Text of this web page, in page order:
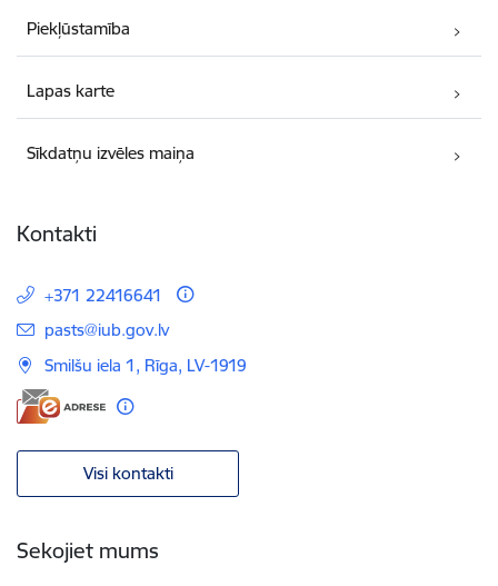
Piekļūstamība
Lapas karte
Sīkdatņu izvēles maiņa
Kontakti
+371 22416641
E-pasts:
pasts@iub.gov.lv
Smilšu iela 1, Rīga, LV-1919
Visi kontakti
Sekojiet mums